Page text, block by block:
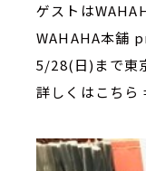
ゲストは
WAHAHA本舗
5/28(日)まで東
詳しくはこち